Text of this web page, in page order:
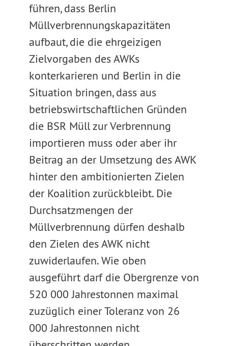
führen, dass Berlin
Müllverbrennungskapazitäten
aufbaut, die die ehrgeizigen
Zielvorgaben des AWKs
konterkarieren und Berlin in die
Situation bringen, dass aus
betriebswirtschaftlichen Gründen
die BSR Müll zur Verbrennung
importieren muss oder aber ihr
Beitrag an der Umsetzung des AWK
hinter den ambitionierten Zielen
der Koalition zurückbleibt. Die
Durchsatzmengen der
Müllverbrennung dürfen deshalb
den Zielen des AWK nicht
zuwiderlaufen. Wie oben
ausgeführt darf die Obergrenze von
520 000 Jahrestonnen maximal
zuzüglich einer Toleranz von 26
000 Jahrestonnen nicht